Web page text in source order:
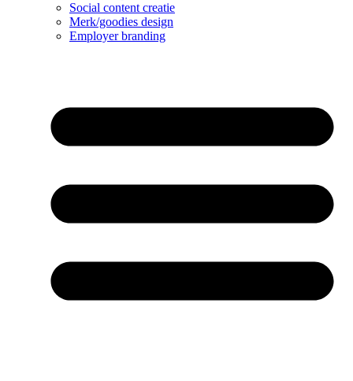
Social content creatie
Merk/goodies design
Employer branding